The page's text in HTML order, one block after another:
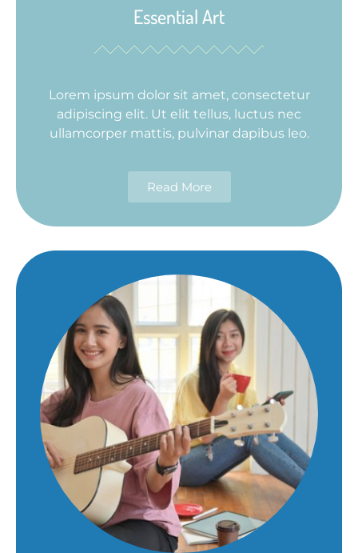
Essential Art
Lorem ipsum dolor sit amet, consectetur
adipiscing elit. Ut elit tellus, luctus nec
ullamcorper mattis, pulvinar dapibus leo.
Read More